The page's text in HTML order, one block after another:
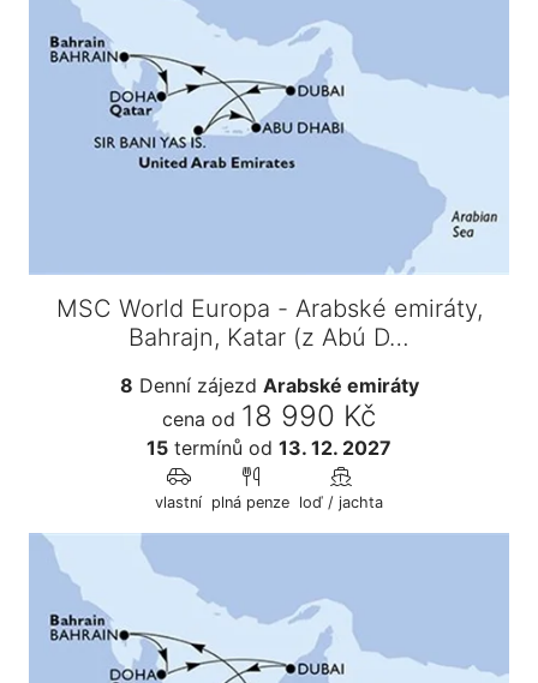
MSC World Europa - Arabské emiráty,
Bahrajn, Katar (z Abú D…
8 Denní zájezd Arabské emiráty
cena od 18 990 Kč
15 termínů od 13. 12. 2027
vlastní plná penze loď / jachta